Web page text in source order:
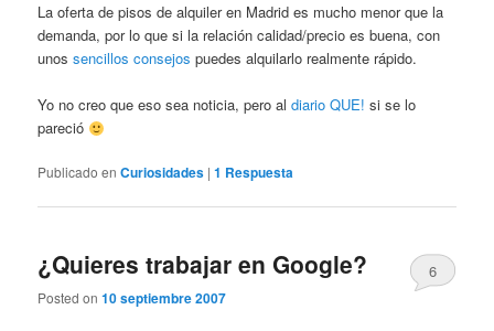
La oferta de pisos de alquiler en Madrid es mucho menor que la
demanda, por lo que si la relación calidad/precio es buena, con
unossencillos consejos puedes alquilarlo realmente rápido.
Yo no creo que eso sea noticia, pero aldiario QUE! si se lo
pareció
Publicado en Curiosidades |1 Respuesta
¿Quieres trabajar en Google?
Posted on10 septiembre 2007
6